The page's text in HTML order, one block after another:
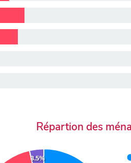
Répartion des
3.5%